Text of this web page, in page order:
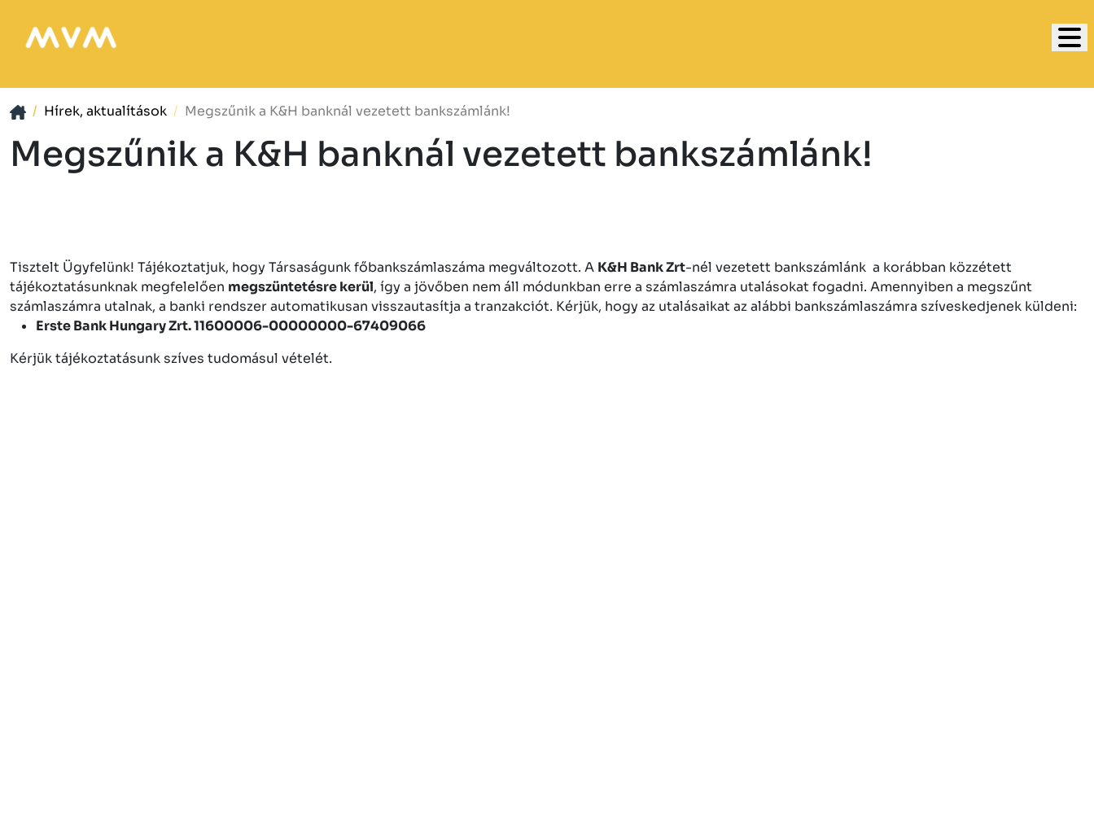
Hírek, aktualítások Megszűnik a K&H banknál vezetett bankszámlánk!
Megszűnik a K&H banknál vezetett bankszámlánk!
Tisztelt Ügyfelünk! Tájékoztatjuk, hogy Társaságunk főbankszámlaszáma megváltozott. A K&H Bank Zrt-nél vezetett bankszámlánk a korábban közzétett
tájékoztatásunknak megfelelően megszüntetésre kerül, így a jövőben nem áll módunkban erre a számlaszámra utalásokat fogadni. Amennyiben a megszűnt
számlaszámra utalnak, a banki rendszer automatikusan visszautasítja a tranzakciót. Kérjük, hogy az utalásaikat az alábbi bankszámlaszámra szíveskedjenek küldeni:
Erste Bank Hungary Zrt. 11600006-00000000-67409066
Kérjük tájékoztatásunk szíves tudomásul vételét.